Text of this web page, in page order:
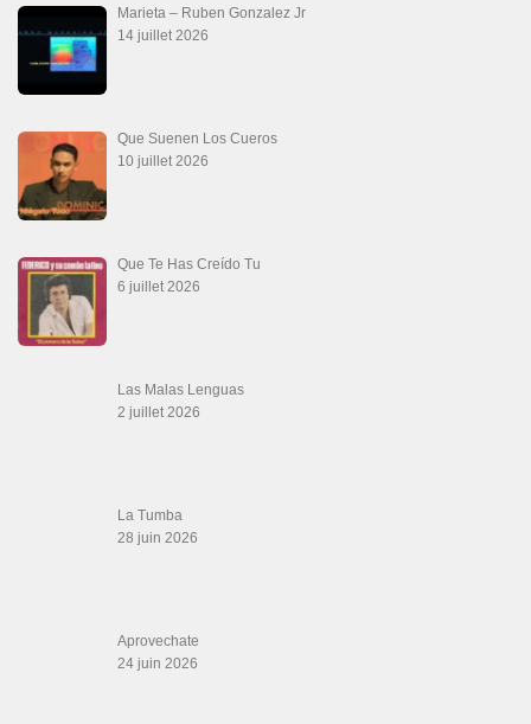
Marieta – Ruben Gonzalez Jr
14 juillet 2026
Que Suenen Los Cueros
10 juillet 2026
Que Te Has Creído Tu
6 juillet 2026
Las Malas Lenguas
2 juillet 2026
La Tumba
28 juin 2026
Aprovechate
24 juin 2026